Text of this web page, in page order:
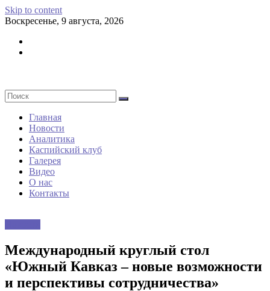
Skip to content
Воскресенье, 9 августа, 2026
Главная
Новости
Аналитика
Каспийский клуб
Галерея
Видео
О нас
Контакты
Международный круглый стол
«Южный Кавказ – новые возможности
и перспективы сотрудничества»